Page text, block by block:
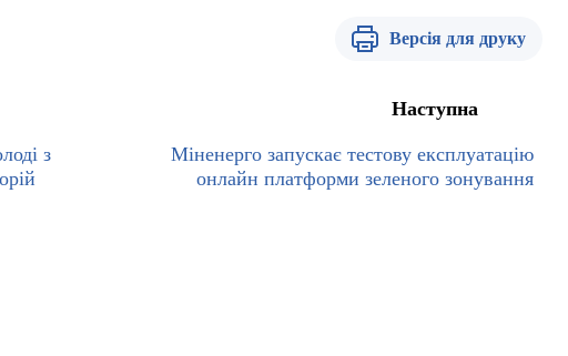
Версія для друку
з
Наступна
Міненерго запускає тестову експлуатацію
онлайн платформи зеленого зонування